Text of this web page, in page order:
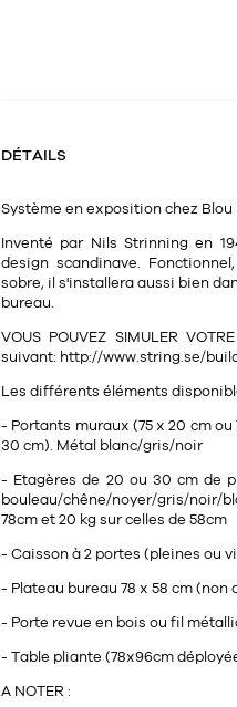
DÉTAILS
Système en exposition chez Blou
Inventé par Nils Strinning en
design scandinave.
sobre, il s'installera aussi bien
bureau.
VOUS POUVEZ SIMULER
suivant: http://www.string.se/
Les différents éléments
- Portants muraux (75 x 20 cm
30 cm). Métal blanc/gris/noir
- Etagères de 20 ou 30 cm de
bouleau/chêne/noyer/gris/noir/
78cm et 20 kg sur celles de 58cm
- Caisson à 2 portes (pleines ou
- Plateau bureau 78 x 58 cm (non
- Porte revue en bois ou fil
- Table pliante (78x96cm
A NOTER :